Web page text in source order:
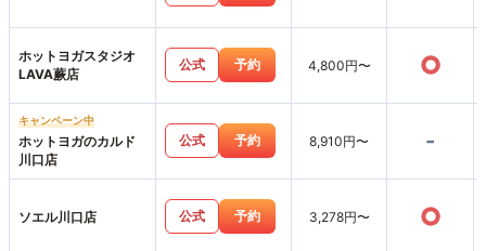
ホットヨガスタジオ
LAVA蕨店
公式 予約 4,800円〜 ○
キャンペーン中
ホットヨガのカルド
川口店
公式 予約 8,910円〜 -
ソエル川口店 公式 予約 3,278円〜 ○